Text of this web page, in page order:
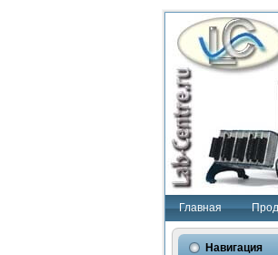
Главная
Навигация